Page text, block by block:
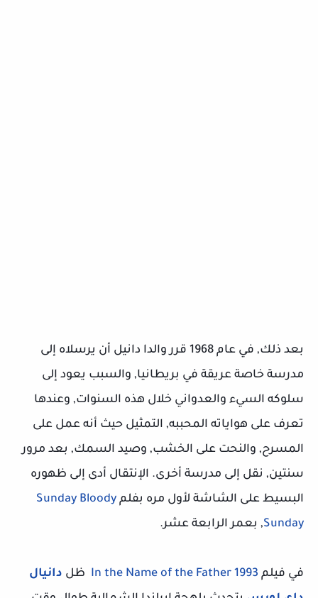
بعد ذلك, في عام 1968 قرر والدا دانيل أن يرسلاه إلى
مدرسة خاصة عريقة في بريطانيا, والسبب يعود إلى
سلوكه السيء والعدواني خلال هذه السنوات, وعندها
تعرف على هواياته المحببه, التمثيل حيث أنه عمل على
المسرح, والنحت على الخشب, وصيد السمك, بعد مرور
سنتين, نقل إلى مدرسة أخرى. الإنتقال أدى إلى ظهوره
البسيط على الشاشة لأول مره بفلم Sunday Bloody
Sunday, بعمر الرابعة عشر.
في فيلم In the Name of the Father 1993 ظل دانيال